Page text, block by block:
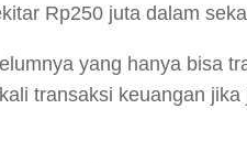
Rp250 juta dalam
yang hanya bisa
transaksi keuangan